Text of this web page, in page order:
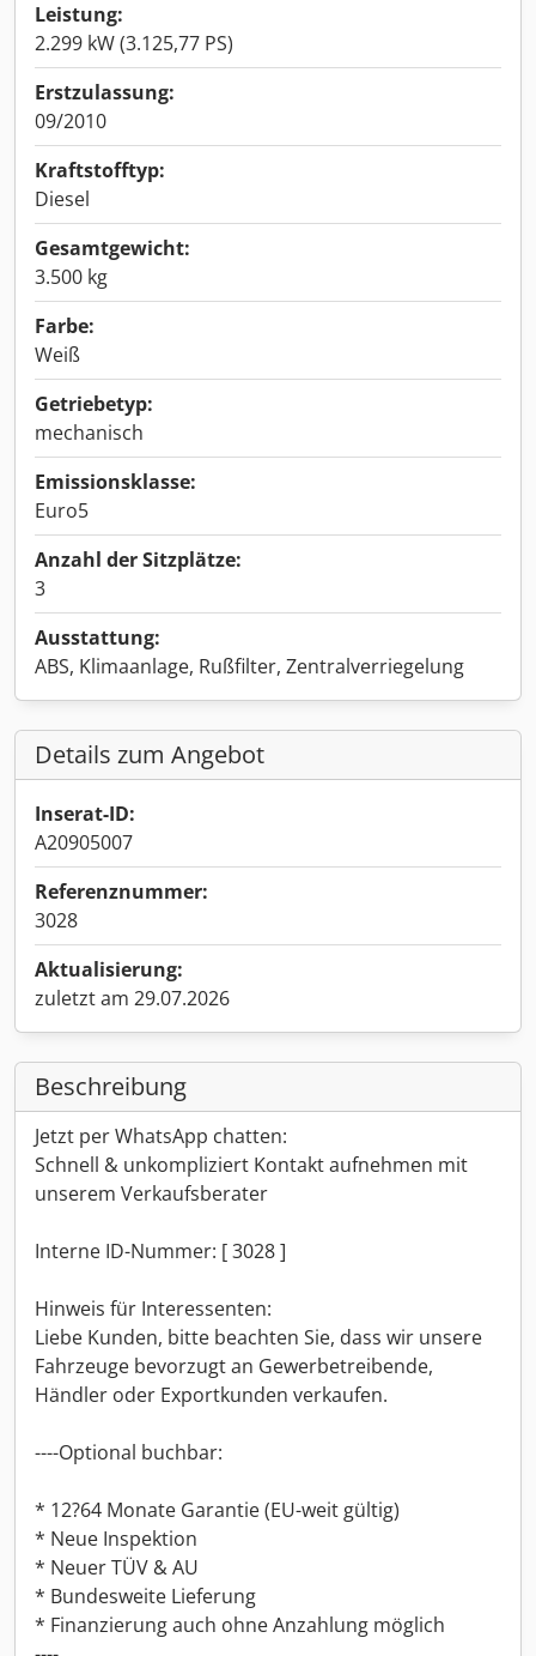
Leistung:
2.299 kW (3.125,77 PS)
Erstzulassung:
09/2010
Kraftstofftyp:
Diesel
Gesamtgewicht:
3.500 kg
Farbe:
Weiß
Getriebetyp:
mechanisch
Emissionsklasse:
Euro5
Anzahl der Sitzplätze:
3
Ausstattung:
ABS, Klimaanlage, Rußfilter, Zentralverriegelung
Details zum Angebot
Inserat-ID:
A20905007
Referenznummer:
3028
Aktualisierung:
zuletzt am 29.07.2026
Beschreibung
Jetzt per WhatsApp chatten:
Schnell & unkompliziert Kontakt aufnehmen mit
unserem Verkaufsberater
Interne ID-Nummer: [ 3028 ]
Hinweis für Interessenten:
Liebe Kunden, bitte beachten Sie, dass wir unsere
Fahrzeuge bevorzugt an Gewerbetreibende,
Händler oder Exportkunden verkaufen.
----Optional buchbar:
* 12?64 Monate Garantie (EU-weit gültig)
* Neue Inspektion
* Neuer TÜV & AU
* Bundesweite Lieferung
* Finanzierung auch ohne Anzahlung möglich